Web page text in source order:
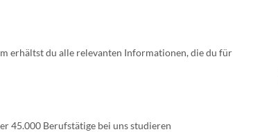
erhältst du alle relevanten Informationen, die du für
45.000 Berufstätige bei uns studieren